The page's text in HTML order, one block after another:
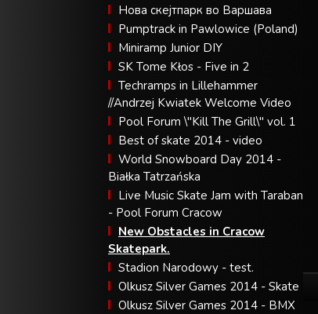
Нова скејтпарк во Варшава
Pumptrack in Pawlowice (Poland)
Miniramp Junior DIY
SK Tome Kłos - Five in 2
Techramps in Lillehammer
//Andrzej Kwiatek Welcome Video
Pool Forum \"Kill The Grill\" vol. 1
Best of skate 2014 - video
World Snowboard Day 2014 -
Białka Tatrzańska
Live Music Skate Jam with Taraban
- Pool Forum Cracow
New Obstacles in Cracow
Skatepark.
Stadion Narodowy - test.
Olkusz Silver Games 2014 - Skate
Olkusz Silver Games 2014 - BMX